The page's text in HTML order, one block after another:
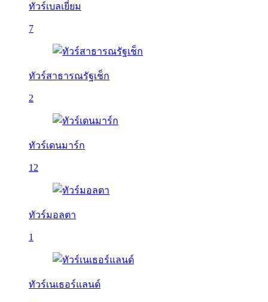
ทัวร์เบลเยี่ยม
7
ทัวร์สาธารณรัฐเช็ก
2
ทัวร์เดนมาร์ก
12
ทัวร์มอลตา
1
ทัวร์เนเธอร์แลนด์